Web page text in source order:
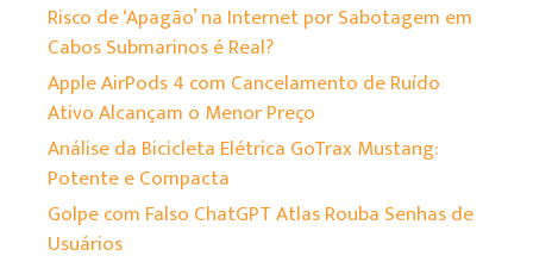
Risco de ‘Apagão’ na Internet por Sabotagem em
Cabos Submarinos é Real?
Apple AirPods 4 com Cancelamento de Ruído
Ativo Alcançam o Menor Preço
Análise da Bicicleta Elétrica GoTrax Mustang:
Potente e Compacta
Golpe com Falso ChatGPT Atlas Rouba Senhas de
Usuários